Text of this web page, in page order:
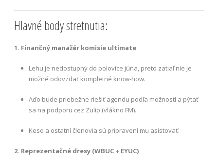
Hlavné body stretnutia:
1. Finančný manažér komisie ultimate
Lehu je nedostupný do polovice júna, preto zatiaľ nie je
možné odovzdať kompletné know-how.
Aďo bude priebežne riešiť agendu podľa možností a pýtať
sa na podporu cez Zulip (vlákno FM).
Keso a ostatní členovia sú pripravení mu asistovať.
2. Reprezentačné dresy (WBUC + EYUC)